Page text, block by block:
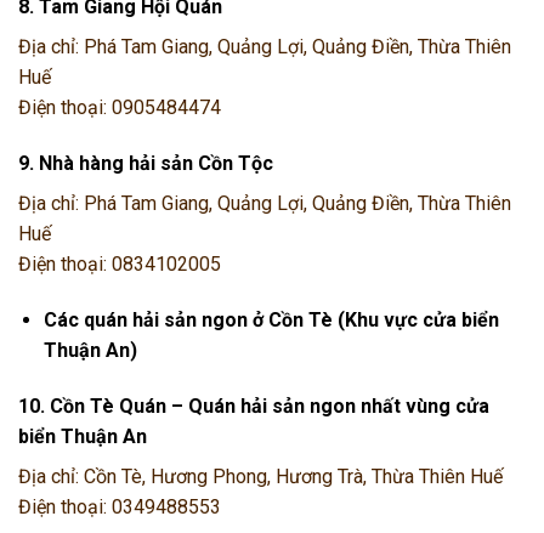
8. Tam Giang Hội Quán
Địa chỉ: Phá Tam Giang, Quảng Lợi, Quảng Điền, Thừa Thiên
Huế
Điện thoại: 0905484474
9. Nhà hàng hải sản Cồn Tộc
Địa chỉ: Phá Tam Giang, Quảng Lợi, Quảng Điền, Thừa Thiên
Huế
Điện thoại: 0834102005
Các quán hải sản ngon ở Cồn Tè (Khu vực cửa biển
Thuận An)
10. Cồn Tè Quán – Quán hải sản ngon nhất vùng cửa
biển Thuận An
Địa chỉ: Cồn Tè, Hương Phong, Hương Trà, Thừa Thiên Huế
Điện thoại: 0349488553